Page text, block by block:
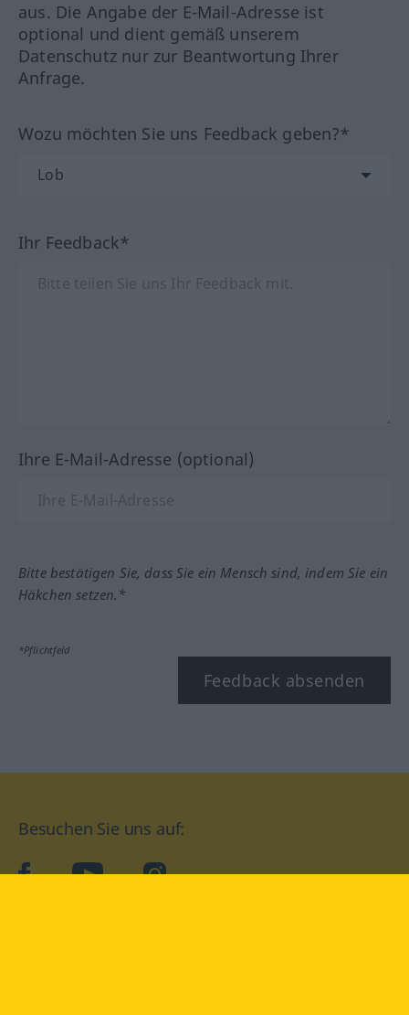
aus. Die Angabe der E-Mail-Adresse ist
optional und dient gemäß unserem
Datenschutz nur zur Beantwortung Ihrer
Anfrage.
Wozu möchten Sie uns Feedback geben?*
Ihr Feedback*
Ihre E-Mail-Adresse (optional)
Bitte bestätigen Sie, dass Sie ein Mensch sind, indem Sie ein
Häkchen setzen.*
*Pflichtfeld
Feedback absenden
Besuchen Sie uns auf:
facebookYouTube Instagram